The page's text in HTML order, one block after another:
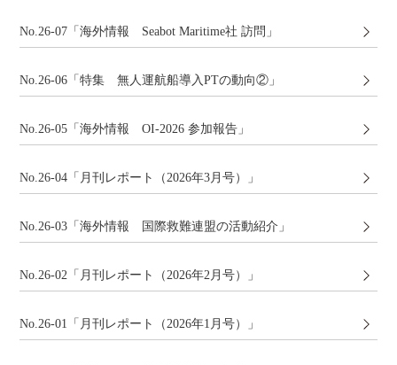
No.26-07「海外情報 Seabot Maritime社 訪問」
No.26-06「特集 無人運航船導入PTの動向②」
No.26-05「海外情報 OI-2026 参加報告」
No.26-04「月刊レポート（2026年3月号）」
No.26-03「海外情報 国際救難連盟の活動紹介」
No.26-02「月刊レポート（2026年2月号）」
No.26-01「月刊レポート（2026年1月号）」